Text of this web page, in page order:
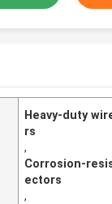
Heavy-duty
rs
,
Corrosion-
ectors
,